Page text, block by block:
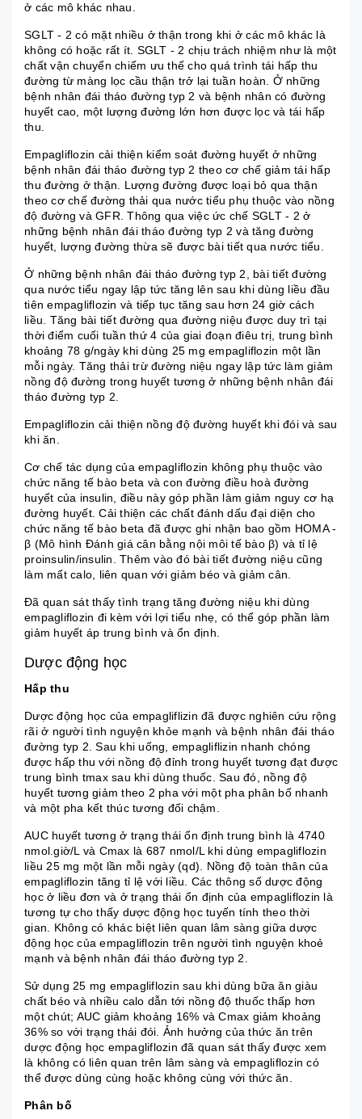
ở các mô khác nhau.
SGLT - 2 có mặt nhiều ở thận trong khi ở các mô khác là
không có hoặc rất ít. SGLT - 2 chịu trách nhiệm như là một
chất vận chuyển chiếm ưu thế cho quá trình tái hấp thu
đường từ màng lọc cầu thận trở lại tuần hoàn. Ở những
bệnh nhân đái tháo đường typ 2 và bệnh nhân có đường
huyết cao, một lượng đường lớn hơn được lọc và tái hấp
thu.
Empagliflozin cải thiện kiểm soát đường huyết ở những
bệnh nhân đái tháo đường typ 2 theo cơ chế giảm tái hấp
thu đường ở thận. Lượng đường được loại bỏ qua thận
theo cơ chế đường thải qua nước tiểu phụ thuộc vào nồng
độ đường và GFR. Thông qua việc ức chế SGLT - 2 ở
những bệnh nhân đái tháo đường typ 2 và tăng đường
huyết, lượng đường thừa sẽ được bài tiết qua nước tiểu.
Ở những bệnh nhân đái tháo đường typ 2, bài tiết đường
qua nước tiểu ngay lập tức tăng lên sau khi dùng liều đầu
tiên empagliflozin và tiếp tục tăng sau hơn 24 giờ cách
liều. Tăng bài tiết đường qua đường niệu được duy trì tại
thời điểm cuối tuần thứ 4 của giai đoạn điêu trị, trung bình
khoảng 78 g/ngày khi dùng 25 mg empagliflozin một lần
mỗi ngày. Tăng thải trừ đường niệu ngay lập tức làm giảm
nồng độ đường trong huyết tương ở những bệnh nhân đái
tháo đường typ 2.
Empagliflozin cải thiện nồng độ đường huyết khi đói và sau
khi ăn.
Cơ chế tác dụng của empagliflozin không phụ thuộc vào
chức năng tế bào beta và con đường điều hoà đường
huyết của insulin, điều này góp phần làm giảm nguy cơ hạ
đường huyết. Cải thiện các chất đánh dấu đại diện cho
chức năng tế bào beta đã được ghi nhận bao gồm HOMA -
β (Mô hình Đánh giá cân bằng nội môi tế bào β) và tỉ lệ
proinsulin/insulin. Thêm vào đó bài tiết đường niệu cũng
làm mất calo, liên quan với giảm béo và giảm cân.
Đã quan sát thấy tình trạng tăng đường niệu khi dùng
empagliflozin đi kèm với lợi tiểu nhẹ, có thể góp phần làm
giảm huyết áp trung bình và ổn định.
Dược động học
Hấp thu
Dược động học của empagliflizin đã được nghiên cứu rộng
rãi ở người tình nguyện khỏe mạnh và bệnh nhân đái tháo
đường typ 2. Sau khi uống, empagliflizin nhanh chóng
được hấp thu với nồng độ đỉnh trong huyết tương đạt được
trung bình tmax sau khi dùng thuốc. Sau đó, nồng độ
huyết tương giảm theo 2 pha với một pha phân bố nhanh
và một pha kết thúc tương đối chậm.
AUC huyết tương ở trạng thái ổn định trung bình là 4740
nmol.giờ/L và Cmax là 687 nmol/L khi dùng empagliflozin
liều 25 mg một lần mỗi ngày (qd). Nồng độ toàn thân của
empagliflozin tăng tỉ lệ với liều. Các thông số dược động
học ở liều đơn và ở trạng thái ổn định của empagliflozin là
tương tự cho thấy dược động học tuyến tính theo thời
gian. Không có khác biệt liên quan lâm sàng giữa dược
động học của empagliflozin trên người tình nguyện khoẻ
mạnh và bệnh nhân đái tháo đường typ 2.
Sử dụng 25 mg empagliflozin sau khi dùng bữa ăn giàu
chất béo và nhiều calo dẫn tới nồng độ thuốc thấp hơn
một chút; AUC giảm khoảng 16% và Cmax giảm khoảng
36% so với trạng thái đói. Ảnh hưởng của thức ăn trên
dược động học empagliflozin đã quan sát thấy được xem
là không có liên quan trên lâm sàng và empagliflozin có
thể được dùng cùng hoặc không cùng với thức ăn.
Phân bố